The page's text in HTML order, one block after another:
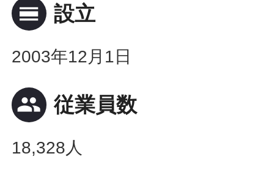
calendar_view_day 設立
2003年12月1日
people 従業員数
18,328人